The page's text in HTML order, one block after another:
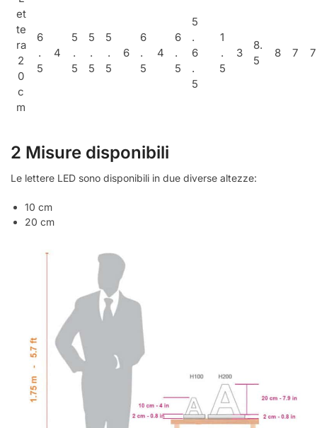
et
te
ra
2
0
c
m
6
.
5
4
5
.
5
5
.
5
5
.
5
6
6
.
5
4
6
.
5
5
.
6
.
5
1
.
5
3
8.
5
8 7 7
2 Misure disponibili
Le lettere LED sono disponibili in due diverse altezze:
10 cm
20 cm